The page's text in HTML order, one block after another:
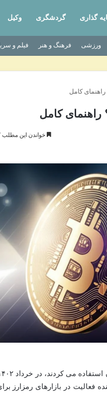
گذاری گردشگری وکیل
ورزشی فرهنگ و هنر فیلم و
کامل
راهنمای کامل
خواندن این مطلب 17 دقیقه زمان میبرد
فعالیت در بازارهای رمزارز